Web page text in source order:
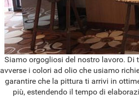
Siamo orgogliosi del nostro lavoro.
avverse i colori ad olio che usiamo
garantire che la pittura ti arrivi in
più, estendendo il tempo di